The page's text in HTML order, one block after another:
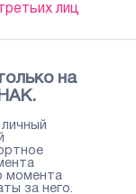
лиц
на
момента
за него.